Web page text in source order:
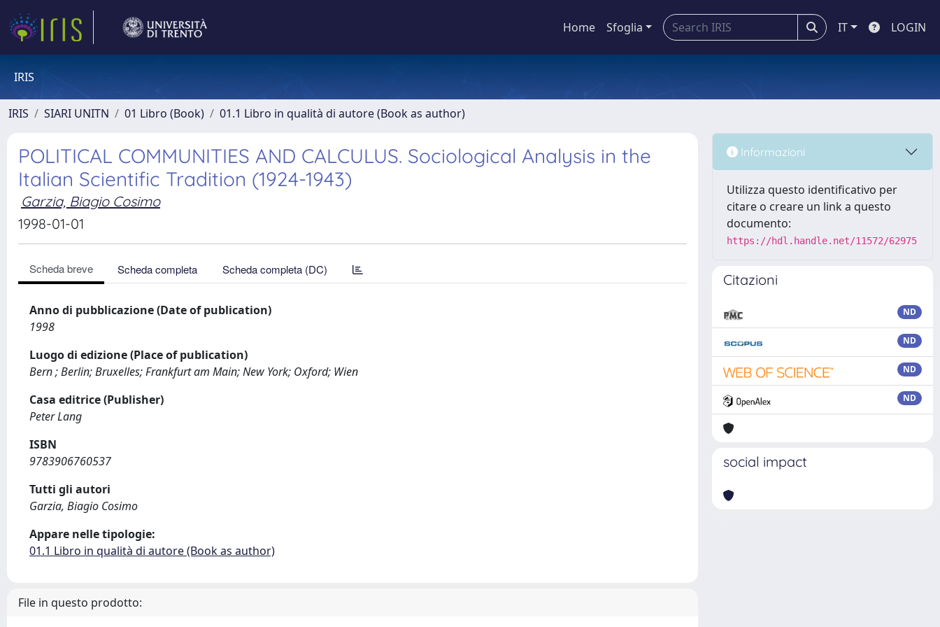
Home Sfoglia IT LOGIN
IRIS
IRIS SIARI UNITN 01 Libro (Book) 01.1 Libro in qualità di autore (Book as author)
POLITICAL COMMUNITIES AND CALCULUS. Sociological Analysis in the
Italian Scientific Tradition (1924-1943)
Garzia, Biagio Cosimo
1998-01-01
Scheda breve Scheda completa Scheda completa (DC)
Anno di pubblicazione (Date of publication)
1998
Luogo di edizione (Place of publication)
Bern ; Berlin; Bruxelles; Frankfurt am Main; New York; Oxford; Wien
Casa editrice (Publisher)
Peter Lang
ISBN
9783906760537
Tutti gli autori
Garzia, Biagio Cosimo
Appare nelle tipologie:
01.1 Libro in qualità di autore (Book as author)
File in questo prodotto:
Informazioni
Utilizza questo identificativo per
citare o creare un link a questo
documento:
https://hdl.handle.net/11572/62975
Citazioni
ND
ND
ND
ND
social impact